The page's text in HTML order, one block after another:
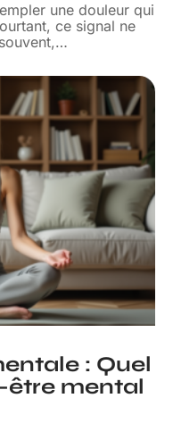
une douleur qui
ce signal ne
…
: Quel
être mental